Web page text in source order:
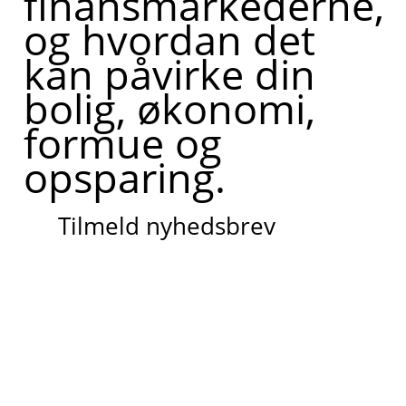
og hvordan det
kan påvirke din
bolig, økonomi,
formue og
opsparing.
Tilmeld nyhedsbrev